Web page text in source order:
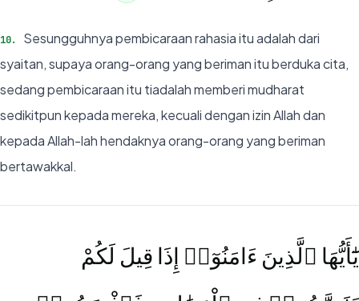
10.
Sesungguhnya pembicaraan rahasia itu adalah dari
syaitan, supaya orang-orang yang beriman itu berduka cita,
sedang pembicaraan itu tiadalah memberi mudharat
sedikitpun kepada mereka, kecuali dengan izin Allah dan
kepada Allah-lah hendaknya orang-orang yang beriman
bertawakkal.
يَٰٓأَيُّهَا ٱلَّذِينَ ءَامَنُوٓا۟ إِذَا قِيلَ لَكُمْ